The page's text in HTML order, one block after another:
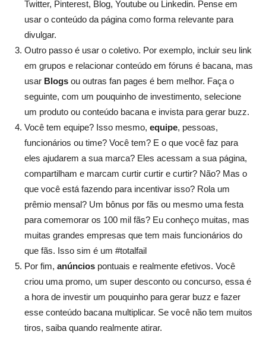
Twitter, Pinterest, Blog, Youtube ou Linkedin. Pense em
usar o conteúdo da página como forma relevante para
divulgar.
Outro passo é usar o coletivo. Por exemplo, incluir seu link
em grupos e relacionar conteúdo em fóruns é bacana, mas
usar Blogs ou outras fan pages é bem melhor. Faça o
seguinte, com um pouquinho de investimento, selecione
um produto ou conteúdo bacana e invista para gerar buzz.
Você tem equipe? Isso mesmo, equipe, pessoas,
funcionários ou time? Você tem? E o que você faz para
eles ajudarem a sua marca? Eles acessam a sua página,
compartilham e marcam curtir curtir e curtir? Não? Mas o
que você está fazendo para incentivar isso? Rola um
prêmio mensal? Um bônus por fãs ou mesmo uma festa
para comemorar os 100 mil fãs? Eu conheço muitas, mas
muitas grandes empresas que tem mais funcionários do
que fãs. Isso sim é um #totalfail
Por fim, anúncios pontuais e realmente efetivos. Você
criou uma promo, um super desconto ou concurso, essa é
a hora de investir um pouquinho para gerar buzz e fazer
esse conteúdo bacana multiplicar. Se você não tem muitos
tiros, saiba quando realmente atirar.